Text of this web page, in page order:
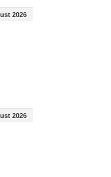
2026
2026